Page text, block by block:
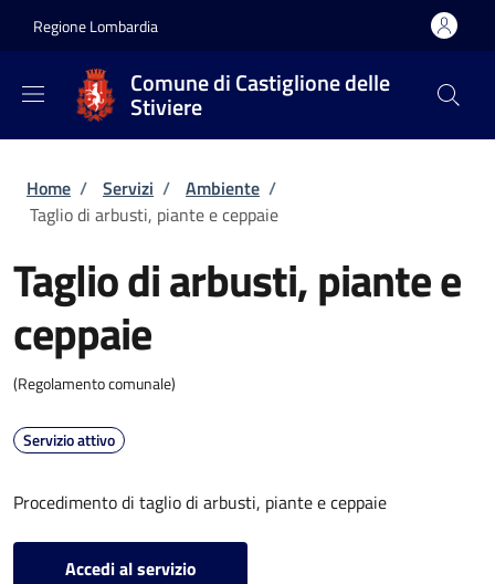
Regione Lombardia
Comune di Castiglione delle
Stiviere
Briciole di pane
Home / Servizi / Ambiente /
Taglio di arbusti, piante e ceppaie
Taglio di arbusti, piante e
ceppaie
(Regolamento comunale)
Servizio attivo
Procedimento di taglio di arbusti, piante e ceppaie
Accedi al servizio